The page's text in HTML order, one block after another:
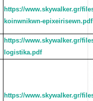
https://www.skywalker.gr/
koinwnikwn-epixeirisewn.pdf
https://www.skywalker.gr/
logistika.pdf
https://www.skywalker.gr/